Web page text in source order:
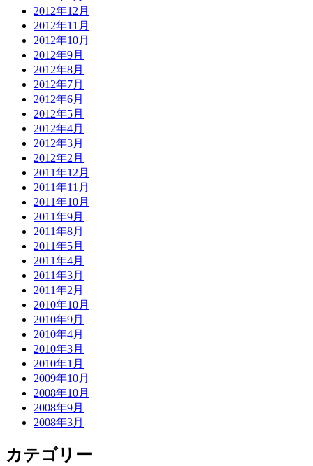
2012年12月
2012年11月
2012年10月
2012年9月
2012年8月
2012年7月
2012年6月
2012年5月
2012年4月
2012年3月
2012年2月
2011年12月
2011年11月
2011年10月
2011年9月
2011年8月
2011年5月
2011年4月
2011年3月
2011年2月
2010年10月
2010年9月
2010年4月
2010年3月
2010年1月
2009年10月
2008年10月
2008年9月
2008年3月
カテゴリー